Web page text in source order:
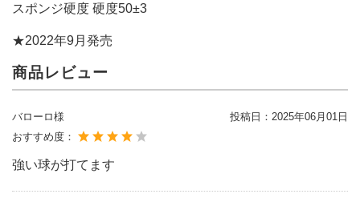
スポンジ硬度 硬度50±3
★2022年9月発売
商品レビュー
バローロ様 投稿日： 2025年06月01日
おすすめ度：
強い球が打てます